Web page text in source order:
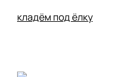
кладём под ёлку